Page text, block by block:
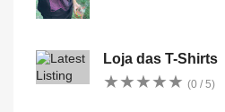
Loja das T-Shirts
★★★★★
★★★★★ (0 / 5)